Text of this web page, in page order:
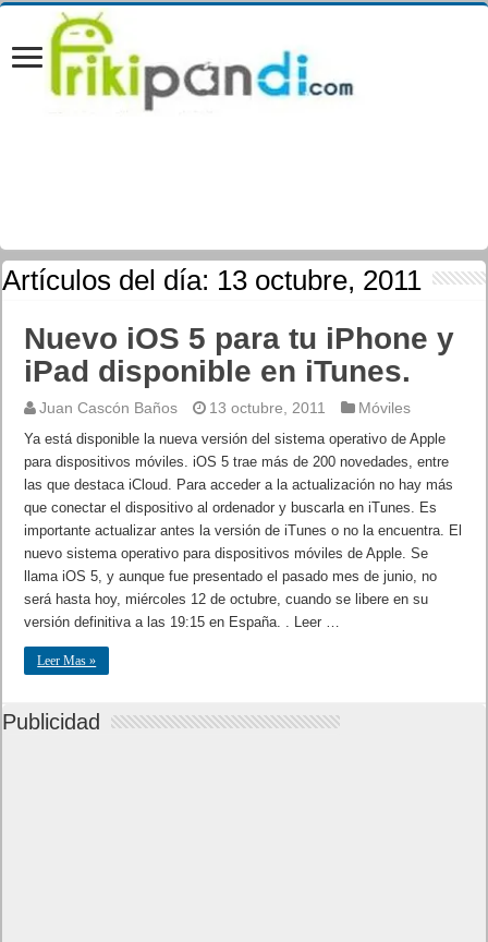
Artículos del día: 13 octubre, 2011
Nuevo iOS 5 para tu iPhone y
iPad disponible en iTunes.
Juan Cascón Baños 13 octubre, 2011 Móviles
Ya está disponible la nueva versión del sistema operativo de Apple
para dispositivos móviles. iOS 5 trae más de 200 novedades, entre
las que destaca iCloud. Para acceder a la actualización no hay más
que conectar el dispositivo al ordenador y buscarla en iTunes. Es
importante actualizar antes la versión de iTunes o no la encuentra. El
nuevo sistema operativo para dispositivos móviles de Apple. Se
llama iOS 5, y aunque fue presentado el pasado mes de junio, no
será hasta hoy, miércoles 12 de octubre, cuando se libere en su
versión definitiva a las 19:15 en España. . Leer …
Leer Mas »
Publicidad